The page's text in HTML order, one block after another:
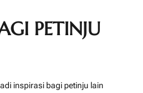
PETINJU
inspirasi bagi petinju lain